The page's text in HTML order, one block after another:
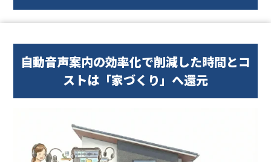
自動音声案内の効率化で削減した時間とコ
ストは「家づくり」へ還元